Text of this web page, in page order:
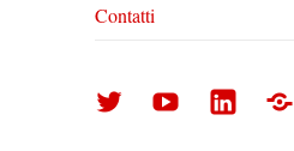
Contatti
ArturoArturoArturoFoto